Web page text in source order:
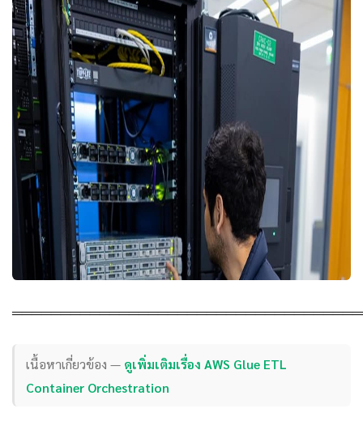
เนื้อหาเกี่ยวข้อง — ดูเพิ่มเติมเรื่อง AWS Glue ETL
Container Orchestration